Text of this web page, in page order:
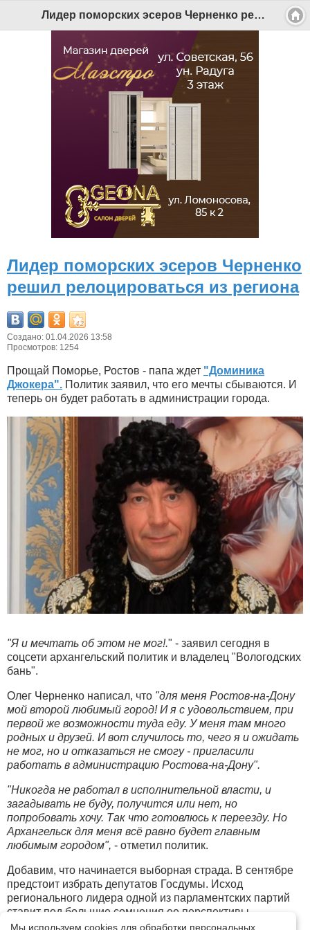
Лидер поморских эсеров Черненко решил релоцироваться из региона - Беломорканал Северодвинск tv29.ru
Лидер поморских эсеров Черненко
решил релоцироваться из региона
Создано: 01.04.2026 13:58
Просмотров: 1254
Прощай Поморье, Ростов - папа ждет "Доминика
Джокера". Политик заявил, что его мечты сбываются. И
теперь он будет работать в администрации города.
"Я и мечтать об этом не мог!." - заявил сегодня в
соцсети архангельский политик и владелец "Вологодских
бань".
Олег Черненко написал, что "для меня Ростов-на-Дону
мой второй любимый город! И я с удовольствием, при
первой же возможности туда еду. У меня там много
родных и друзей. И вот случилось то, чего я и ожидать
не мог, но и отказаться не смогу - пригласили
работать в администрацию Ростова-на-Дону".
"Никогда не работал в исполнительной власти, и
загадывать не буду, получится или нет, но
попробовать хочу. Так что готовлюсь к переезду. Но
Архангельск для меня всё равно будет главным
любимым городом", - отметил политик.
Добавим, что начинается выборная страда. В сентябре
предстоит избрать депутатов Госдумы. Исход
регионального лидера одной из парламентских партий
ставит под большие сомнения ее перспективы.
Версия для ПК
© 2026 Беломорканал Северодвинск tv29.ru
is Free Software released under the GNU General Public
License.
Mobile version by
Mobile Joomla!
Desktop Version
СИ "Информационное агентство "Беломорканал" регистрационный номер ЭЛ № ФС77-77001 от 08.11.2019,
выдан Федеральной службой по надзору в сфере связи, информационных технологий и массовых
коммуникаций (Роскомнадзор). Учредитель: ООО "ТВ29". Главный редактор: Рудалев А.Г.
Беломорканал - новостной сайт Архангельской области: новости Северодвинска, новости поморья,
Все права на материалы, опубликованные на сайте, защищены в соответствии с российским и
международным законодательством об авторском праве и смежных правах.
При любом использовании текстовых, аудио-, фото- и видеоматериалов ссылка на www.tv29.ru обязательна.
При цитировании информации гиперссылка на www.tv29.ru обязательна. Использование материалов ИА
«Беломорканал» в коммерческих целях без письменного разрешения агентства не допускается. 18+
Мы используем cookies для обработки персональных